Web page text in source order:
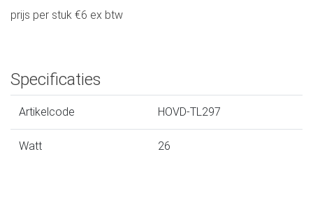
prijs per stuk €6 ex btw
Specificaties
Artikelcode HOVD-TL297
Watt 26